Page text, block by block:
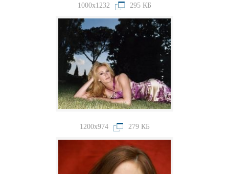
1000x1232 295 КБ
1200x974 279 КБ